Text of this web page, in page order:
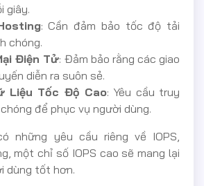
giây.
: Cần đảm bảo tốc độ tải
chóng.
Điện Tử: Đảm bảo rằng các giao
diễn ra suôn sẻ.
Liệu Tốc Độ Cao: Yêu cầu truy
để phục vụ người dùng.
những yêu cầu riêng về IOPS,
một chỉ số IOPS cao sẽ mang lại
dùng tốt hơn.